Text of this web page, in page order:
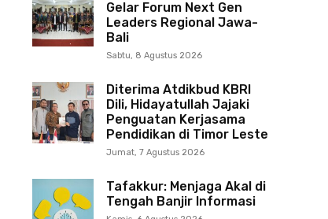
Gelar Forum Next Gen
Leaders Regional Jawa-
Bali
Sabtu, 8 Agustus 2026
Diterima Atdikbud KBRI
Dili, Hidayatullah Jajaki
Penguatan Kerjasama
Pendidikan di Timor Leste
Jumat, 7 Agustus 2026
Tafakkur: Menjaga Akal di
Tengah Banjir Informasi